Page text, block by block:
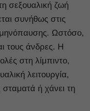
σεξουαλική ζωή
συνήθως στις
Ωστόσο,
τους άνδρες. Η
στη λίμπιντο,
λειτουργία,
σταματά ή χάνει τη